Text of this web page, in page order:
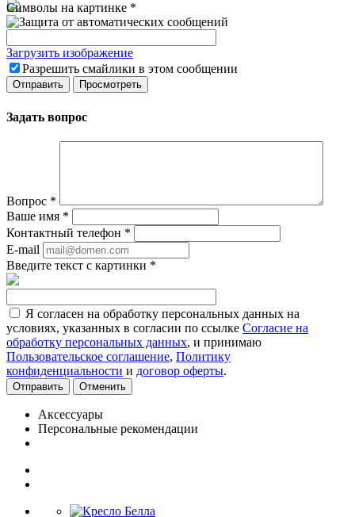
Символы на картинке *
Загрузить изображение
Разрешить смайлики в этом сообщении
Задать вопрос
Вопрос *
Ваше имя *
Контактный телефон *
E-mail
Введите текст с картинки *
Я согласен на обработку персональных данных на
условиях, указанных в согласии по ссылке Согласие на
обработку персональных данных, и принимаю
Пользовательское соглашение, Политику
конфиденциальности и договор оферты.
Отменить
Аксессуары
Персональные рекомендации